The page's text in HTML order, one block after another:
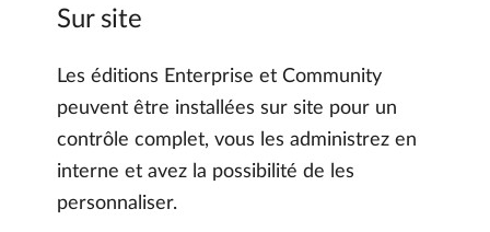
Sur site
Les éditions Enterprise et Community
peuvent être installées sur site pour un
contrôle complet, vous les administrez en
interne et avez la possibilité de les
personnaliser.